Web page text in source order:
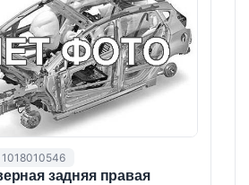
1018010546
задняя правая